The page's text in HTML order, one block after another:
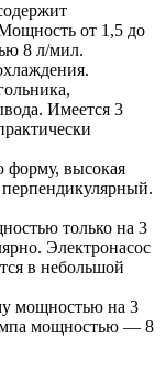
от 1,5 до
8 л/мил.
Имеется 3
высокая
только на 3
Электронасос
в небольшой
мощностью на 3
мощностью — 8